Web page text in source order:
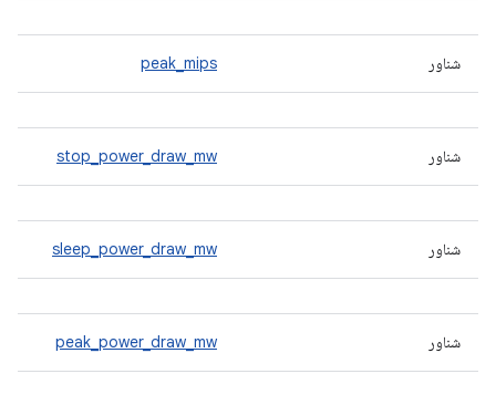
شناور peak_mips
شناور stop_power_draw_mw
شناور sleep_power_draw_mw
شناور peak_power_draw_mw